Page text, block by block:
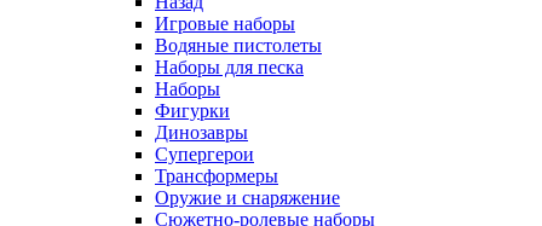
Игровые наборы
Водяные пистолеты
Наборы для песка
Наборы
Фигурки
Динозавры
Супергерои
Трансформеры
Оружие и снаряжение
Сюжетно-ролевые наборы